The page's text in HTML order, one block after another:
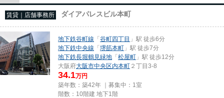
賃貸｜店舗事務所 ダイアパレスビル本町
地下鉄谷町線 「谷町四丁目 」駅 徒歩6分
地下鉄中央線 「堺筋本町 」駅 徒歩7分
地下鉄長堀鶴見緑地 「松屋町 」駅 徒歩12分
大阪府大阪市中央区内本町 ２丁目3-8
34.1万円
築年数：築42年 ｜募集中： 1室
階数：10階建 地下1階